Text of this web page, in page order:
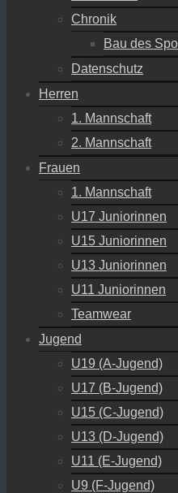
Chronik
Bau des
Datenschutz
Herren
1. Mannschaft
2. Mannschaft
Frauen
1. Mannschaft
U17 Juniorinnen
U15 Juniorinnen
U13 Juniorinnen
U11 Juniorinnen
Teamwear
Jugend
U19 (A-Jugend)
U17 (B-Jugend)
U15 (C-Jugend)
U13 (D-Jugend)
U11 (E-Jugend)
U9 (F-Jugend)